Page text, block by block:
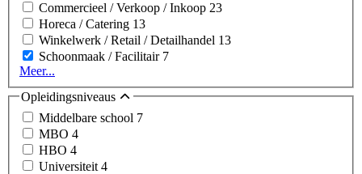
Commercieel / Verkoop / Inkoop 23
Horeca / Catering 13
Winkelwerk / Retail / Detailhandel 13
Schoonmaak / Facilitair 7
Meer...
Opleidingsniveaus
Middelbare school 7
MBO 4
HBO 4
Universiteit 4